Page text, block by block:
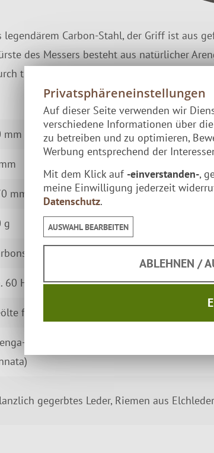
Carbon-Stahl, der Griff ist aus
des Messers besteht aus natürlicher
traditionelle Handarbeit & echte Liebe
mm
mm
g
(nicht rostfrei)
60 HRC
finnische Maserbirke (Thermo)
Faser (gewonnen aus der Zuckerpalme
gegerbtes Leder, Riemen aus Elchleder
Privatsphäreneinstellungen
Auf dieser Seite verwenden wir
verschiedene Informationen über
zu betreiben und zu optimieren,
Werbung entsprechend der
Mit dem Klick auf -einverstanden-,
meine Einwilligung jederzeit
Datenschutz.
AUSWAHL BEARBEITEN
ABLEHNEN /